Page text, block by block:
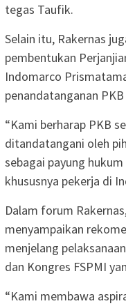
tegas Taufik.
Selain itu, Rakernas
pembentukan
Indomarco
penandatanganan
“Kami berharap PKB
ditandatangani oleh
sebagai payung
khususnya pekerja di
Dalam forum
menyampaikan
menjelang
dan Kongres FSPMI
“Kami membawa